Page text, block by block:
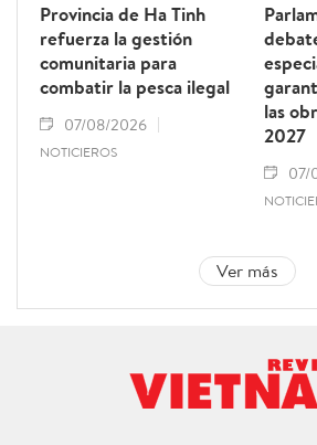
Provincia de Ha Tinh
refuerza la gestión
comunitaria para
combatir la pesca ilegal
07/08/2026
NOTICIEROS
las
2027
07/
Ver más